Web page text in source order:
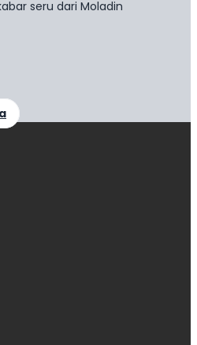
seru dari Moladin